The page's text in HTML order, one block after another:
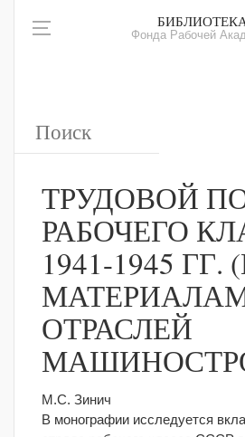
Фонда Рабочей
ТРУДОВОЙ
РАБОЧЕГО
1941-1945 ГГ.
ОТРАСЛЕЙ
М.С. Зинич
В монографии исследуется